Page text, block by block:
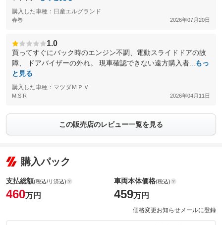
購入した車種：日産エルグランド
春巻 2026年07月20日
1.0
買ってすぐにバック時のエンジン不調、電動スライドドアの故
障、 ドアバイザーの外れ。 現車確認できない遠方購入者...
もっ
と見る
購入した車種：マツダＭＰＶ
M.S.R 2026年04月11日
この販売店のレビュー一覧を見る
購入パック
支払総額(税込/リ済込)
460万円
車両本体価格(税込)
459万円
価格変更お知らせメールに登録